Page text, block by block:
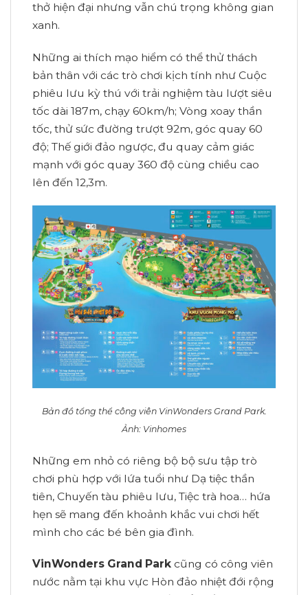
thở hiện đại nhưng vẫn chú trọng không gian
xanh.
Những ai thích mạo hiểm có thể thử thách
bản thân với các trò chơi kịch tính như Cuộc
phiêu lưu kỳ thú với trải nghiệm tàu lượt siêu
tốc dài 187m, chạy 60km/h; Vòng xoay thần
tốc, thử sức đường trượt 92m, góc quay 60
độ; Thế giới đảo ngược, đu quay cảm giác
mạnh với góc quay 360 độ cùng chiều cao
lên đến 12,3m.
Bản đồ tổng thể công viên VinWonders Grand Park.
Ảnh: Vinhomes
Những em nhỏ có riêng bộ bộ sưu tập trò
chơi phù hợp với lứa tuổi như Dạ tiệc thần
tiên, Chuyến tàu phiêu lưu, Tiệc trà hoa… hứa
hẹn sẽ mang đến khoảnh khắc vui chơi hết
mình cho các bé bên gia đình.
VinWonders Grand Park cũng có công viên
nước nằm tại khu vực Hòn đảo nhiệt đới rộng